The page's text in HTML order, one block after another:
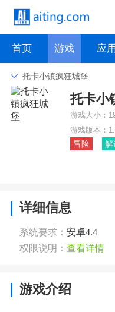
首页 游戏 应用
托卡小镇疯狂城堡
角色扮演 动作格
音乐舞
托卡小
游戏大小：
游戏版本：
冒险 解
详细信息
系统要求： 安卓4.4
权限说明： 查看详情
游戏介绍